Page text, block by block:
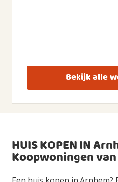
Bekijk alle
HUIS KOPEN IN
Koopwoningen